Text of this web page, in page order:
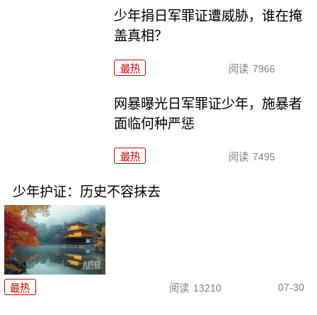
少年捐日军罪证遭威胁，谁在掩
盖真相？
最热 阅读 7966
网暴曝光日军罪证少年，施暴者
面临何种严惩
最热 阅读 7495
少年护证：历史不容抹去
最热 阅读 13210 07-30